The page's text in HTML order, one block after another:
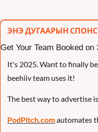
ЭНЭ ДУГААРЫН
Get Your Team Booked
It's 2025. Want to finally
beehiiv team uses it!
The best way to advertise
PodPitch.com automates